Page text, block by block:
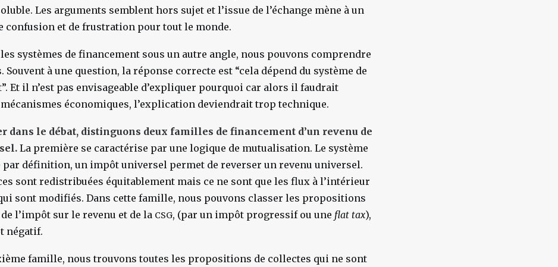
Les arguments semblent hors sujet et l’issue de l’échange mène à un
confusion et de frustration pour tout le monde.
systèmes de financement sous un autre angle, nous pouvons comprendre
Souvent à une question, la réponse correcte est “cela dépend du système de
Et il n’est pas envisageable d’expliquer pourquoi car alors il faudrait
économiques, l’explication deviendrait trop technique.
dans le débat, distinguons deux familles de financement d’un revenu de
La première se caractérise par une logique de mutualisation. Le système
par définition, un impôt universel permet de reverser un revenu universel.
sont redistribuées équitablement mais ce ne sont que les flux à l’intérieur
sont modifiés. Dans cette famille, nous pouvons classer les propositions
l’impôt sur le revenu et de la CSG, (par un impôt progressif ou une flat tax),
négatif.
famille, nous trouvons toutes les propositions de collectes qui ne sont